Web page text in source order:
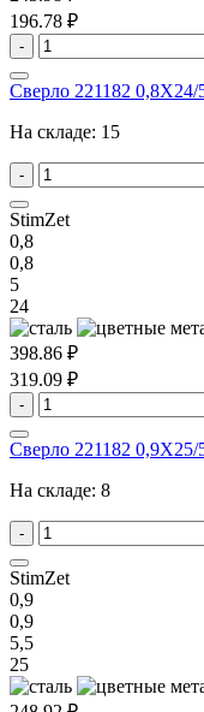
196.78 ₽
-
Сверло 221182 0,8X24/
На складе: 15
-
StimZet
0,8
0,8
5
24
398.86 ₽
319.09 ₽
-
Сверло 221182 0,9X25/
На складе: 8
-
StimZet
0,9
0,9
5,5
25